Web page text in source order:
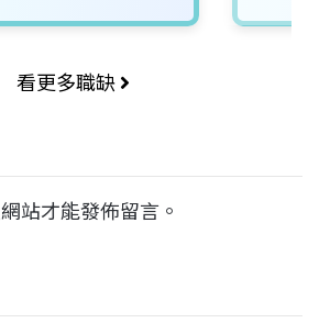
看更多職缺
網站才能發佈留言。